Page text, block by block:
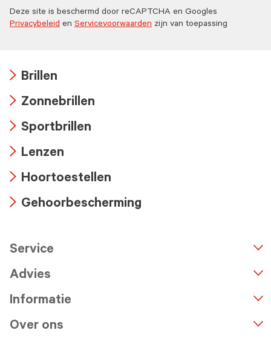
Deze site is beschermd door reCAPTCHA en Googles
Privacybeleid en Servicevoorwaarden zijn van toepassing
icon
Brillen
icon
Zonnebrillen
icon
Sportbrillen
icon
Lenzen
icon
Hoortoestellen
Gehoorbescherming
Service
Advies
Informatie
Over ons